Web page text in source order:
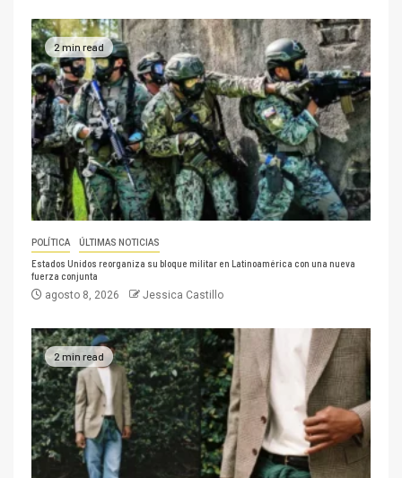
2 min read
POLÍTICA ÚLTIMAS NOTICIAS
Estados Unidos reorganiza su bloque militar en Latinoamérica con una nueva
fuerza conjunta
agosto 8, 2026 Jessica Castillo
2 min read